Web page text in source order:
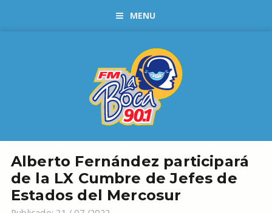
MENU
Alberto Fernández participará
de la LX Cumbre de Jefes de
Estados del Mercosur